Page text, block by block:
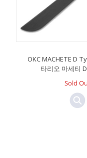
OKC MACHETE D
타리오 마세티
Sold